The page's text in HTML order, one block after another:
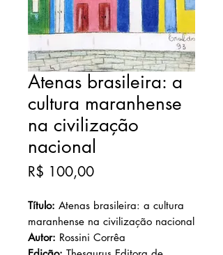
Atenas brasileira: a
cultura maranhense
na civilização
nacional
R$ 100,00Preço
Título: Atenas brasileira: a cultura
maranhense na civilização nacional
Autor: Rossini Corrêa